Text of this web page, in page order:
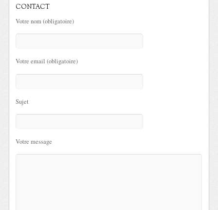
CONTACT
Votre nom (obligatoire)
Votre email (obligatoire)
Sujet
Votre message